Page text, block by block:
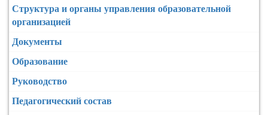
Структура и органы управления образовательной
организацией
Документы
Образование
Руководство
Педагогический состав